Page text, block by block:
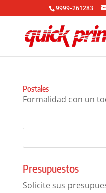
9999-261283
Postales
Formalidad con un
Presupuestos
Solicite sus